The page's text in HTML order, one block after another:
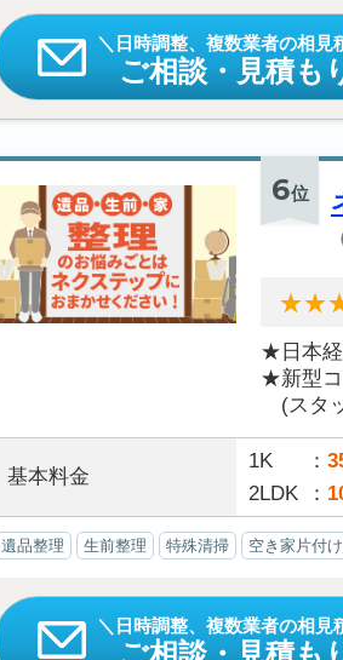
日時調整、複数業者の相見
ご相談・見積も
6位
★日本経
★新型コ
(スタ
基本料金
1K
2LDK
遺品整理 生前整理 特殊清掃 空き家片付け
日時調整、複数業者の相見
ご相談・見積も